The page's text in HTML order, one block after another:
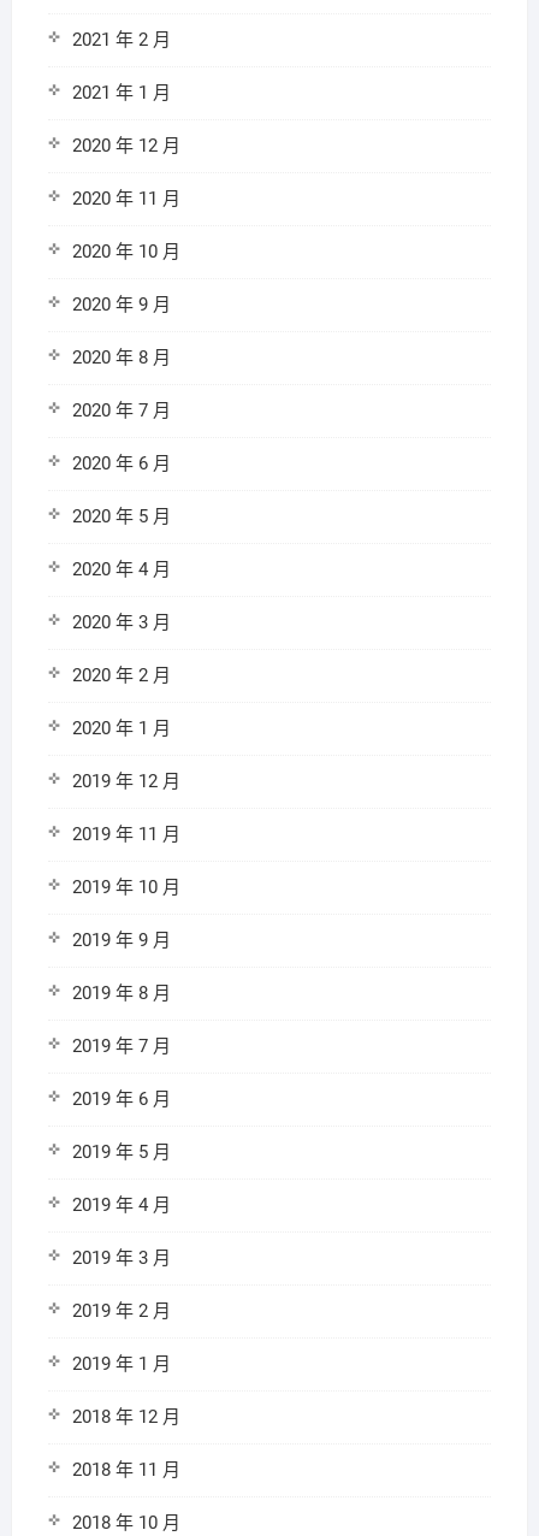
2021 年 2 月
2021 年 1 月
2020 年 12 月
2020 年 11 月
2020 年 10 月
2020 年 9 月
2020 年 8 月
2020 年 7 月
2020 年 6 月
2020 年 5 月
2020 年 4 月
2020 年 3 月
2020 年 2 月
2020 年 1 月
2019 年 12 月
2019 年 11 月
2019 年 10 月
2019 年 9 月
2019 年 8 月
2019 年 7 月
2019 年 6 月
2019 年 5 月
2019 年 4 月
2019 年 3 月
2019 年 2 月
2019 年 1 月
2018 年 12 月
2018 年 11 月
2018 年 10 月